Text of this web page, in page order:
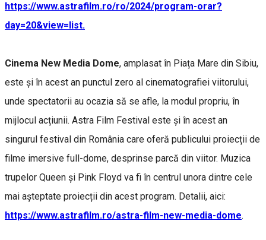
https://www.astrafilm.ro/ro/2024/program-orar?
day=20&view=list.
Cinema New Media Dome, amplasat în Piața Mare din Sibiu,
este și în acest an punctul zero al cinematografiei viitorului,
unde spectatorii au ocazia să se afle, la modul propriu, în
mijlocul acțiunii. Astra Film Festival este și în acest an
singurul festival din România care oferă publicului proiecții de
filme imersive full-dome, desprinse parcă din viitor. Muzica
trupelor Queen și Pink Floyd va fi în centrul unora dintre cele
mai așteptate proiecții din acest program. Detalii, aici:
https://www.astrafilm.ro/astra-film-new-media-dome.